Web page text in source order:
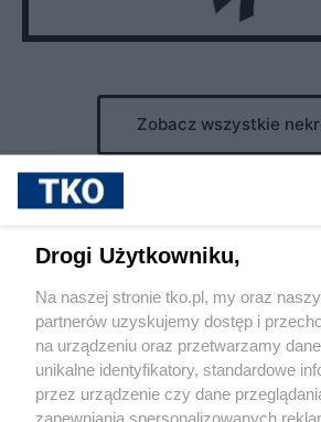
Zobacz wszystkie
Reklama Tematy Archiwum artykułów
Archiwum wydania Polityka Prywatności
O redakcji Kontakt
Olsztyn Bartoszyce Braniewo
Drogi Użytkowniku,
Na naszej stronie tko.pl, my oraz
partnerów uzyskujemy dostęp i
na urządzeniu oraz przetwarzamy
unikalne identyfikatory, standardowe
przez urządzenie czy dane
zapewniania spersonalizowanych